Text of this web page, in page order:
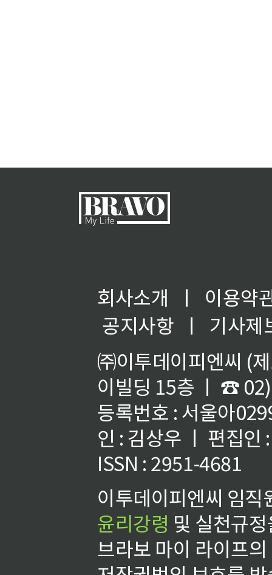
회사소개 ㅣ
이용약
공지사항
ㅣ
기사제
㈜이투데이피엔씨 (
이빌딩 15층 ㅣ ☎
등록번호 : 서울아
인 : 김상우 ㅣ 편집인
ISSN : 2951-4681
이투데이피엔씨 임
윤리강령 및 실천규
브라보 마이 라이프